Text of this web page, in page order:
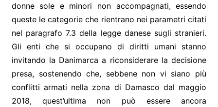
donne sole e minori non accompagnati, essendo
queste le categorie che rientrano nei parametri citati
nel paragrafo 7.3 della legge danese sugli stranieri.
Gli enti che si occupano di diritti umani stanno
invitando la Danimarca a riconsiderare la decisione
presa, sostenendo che, sebbene non vi siano più
conflitti armati nella zona di Damasco dal maggio
2018, quest’ultima non può essere ancora